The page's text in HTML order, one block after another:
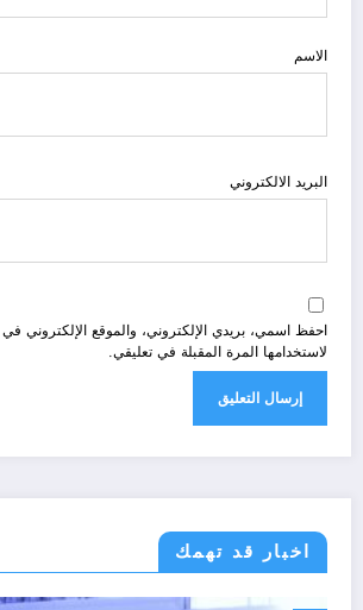
الاسم
البريد الالكتروني
احفظ اسمي، بريدي الإلكتروني، والموقع الإلكتروني
لاستخدامها المرة المقبلة في تعليقي.
اخبار قد تهمك